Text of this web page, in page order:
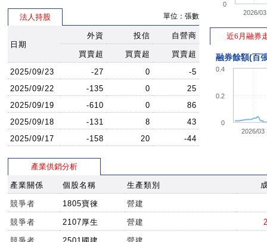
法人持股 單位：張數
日期
外資 投信 自營商
買賣超 買賣超
買賣超
2025/09/23
-27 0
-5
2025/09/22
-135 0
25
2025/09/19
-610 0
86
2025/09/18
-131 8
43
2025/09/17
-158 20 -44
2026/03
0
近6月融券
融券餘額(百
2026/03
0
0.2
0.4
產業供銷分析
產業關係 個股名稱 生產類別
競爭者 1805寶徠 營建
競爭者 2107厚生 營建